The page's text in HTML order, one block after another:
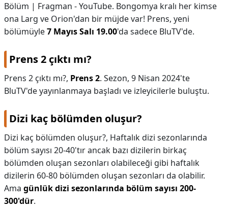
Bölüm | Fragman - YouTube. Bongomya kralı her kimse
ona Larg ve Orion'dan bir müjde var! Prens, yeni
bölümüyle7 Mayıs Salı 19.00'da sadece BluTV'de.
Prens 2 çıktı mı?
Prens 2 çıktı mı?, Prens 2. Sezon, 9 Nisan 2024'te
BluTV'de yayınlanmaya başladı ve izleyicilerle buluştu.
Dizi kaç bölümden oluşur?
Dizi kaç bölümden oluşur?, Haftalık dizi sezonlarında
bölüm sayısı 20-40'tır ancak bazı dizilerin birkaç
bölümden oluşan sezonları olabileceği gibi haftalık
dizilerin 60-80 bölümden oluşan sezonları da olabilir.
Ama günlük dizi sezonlarında bölüm sayısı 200-
300'dür.